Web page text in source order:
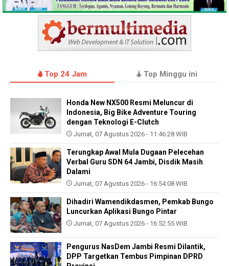
Top 24 Jam Top Minggu ini
Honda New NX500 Resmi Meluncur di
Indonesia, Big Bike Adventure Touring
dengan Teknologi E-Clutch
Jumat, 07 Agustus 2026 - 11:46:28 WIB
Terungkap Awal Mula Dugaan Pelecehan
Verbal Guru SDN 64 Jambi, Disdik Masih
Dalami
Jumat, 07 Agustus 2026 - 16:54:08 WIB
Dihadiri Wamendikdasmen, Pemkab Bungo
Luncurkan Aplikasi Bungo Pintar
Jumat, 07 Agustus 2026 - 16:52:55 WIB
Pengurus NasDem Jambi Resmi Dilantik,
DPP Targetkan Tembus Pimpinan DPRD